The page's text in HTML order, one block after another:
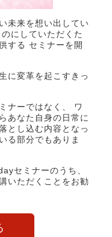
未来を想い出してい
にしていただくた
する セミナーを開
に変革を起こすきっ
ナーではなく、 ワ
あなた自身の日常に
とし込む内容となっ
る部分でもありま
セミナーのうち、
いただくことをお勧